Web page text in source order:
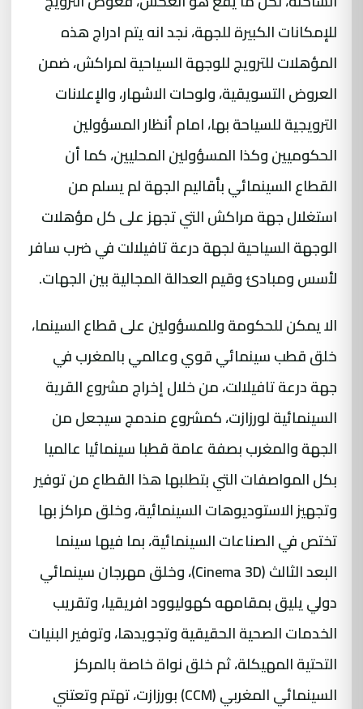
للإمكانات الكبيرة للجهة، نجد انه يتم ادراج هذه
المؤهلات للترويج للوجهة السياحية لمراكش، ضمن
العروض التسويقية، ولوحات الاشهار، والإعلانات
الترويجية للسياحة بها، امام أنظار المسؤولين
الحكوميين وكذا المسؤولين المحليين، كما أن
القطاع السينمائي بأقاليم الجهة لم يسلم من
استغلال جهة مراكش التي تجهز على كل مؤهلات
الوجهة السياحية لجهة درعة تافيلالت في ضرب سافر
لأسس ومبادئ وقيم العدالة المجالية بين الجهات.
الا يمكن للحكومة وللمسؤولين على قطاع السينما،
خلق قطب سينمائي قوي وعالمي بالمغرب في
جهة درعة تافيلالت، من خلال إخراج مشروع القرية
السينمائية لورزازت، كمشروع مندمج سيجعل من
الجهة والمغرب بصفة عامة قطبا سينمائيا عالميا
بكل المواصفات التي بتطلبها هذا القطاع من توفير
وتجهيز الاستوديوهات السينمائية، وخلق مراكز بها
تختص في الصناعات السينمائية، بما فيها سينما
البعد الثالث (Cinema 3D)، وخلق مهرجان سينمائي
دولي يليق بمقامهه كهوليوود افريقيا، وتقريب
الخدمات الصحية الحقيقية وتجويدها، وتوفير البنيات
التحتية المهيكلة، ثم خلق نواة خاصة بالمركز
السينمائي المغربي (CCM) بورزازت، تهتم وتعتني